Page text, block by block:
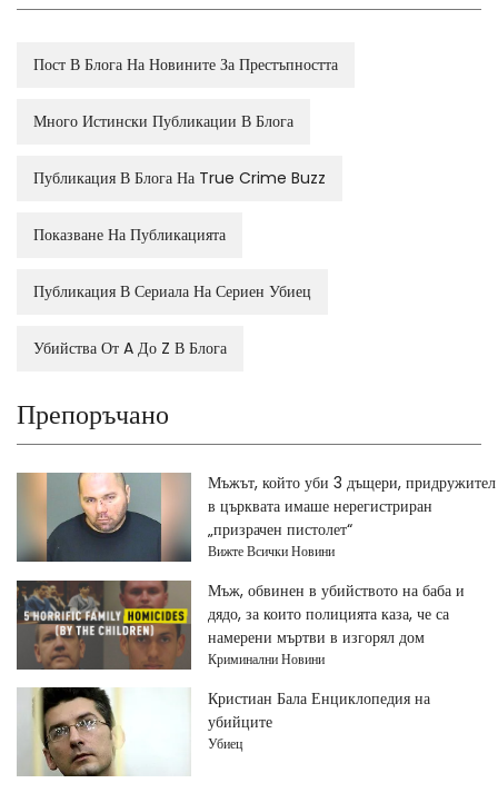
Пост В Блога На Новините За Престъпността
Много Истински Публикации В Блога
Публикация В Блога На True Crime Buzz
Показване На Публикацията
Публикация В Сериала На Сериен Убиец
Убийства От A До Z В Блога
Препоръчано
Мъжът, който уби 3 дъщери, придружител
в църквата имаше нерегистриран
„призрачен пистолет“
Вижте Всички Новини
Мъж, обвинен в убийството на баба и
дядо, за които полицията каза, че са
намерени мъртви в изгорял дом
Криминални Новини
Кристиан Бала Енциклопедия на
убийците
Убиец